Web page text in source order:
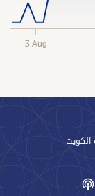
3 Aug